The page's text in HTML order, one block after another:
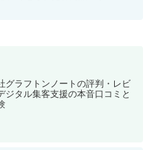
グラフトンノートの評判・レビ
ジタル集客支援の本音口コミと